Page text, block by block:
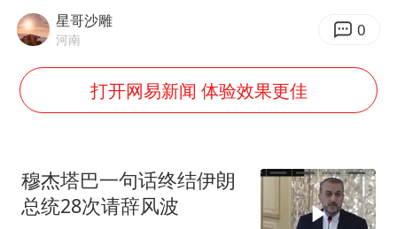
女子发现前夫婚内与第三者育子
以军士兵把枪口对准中国记者
构建更高水平的全民健身公共服务体系
萌娃帮爷爷脱玉米 卖力干活超可爱
星哥沙雕
河南 0
打开网易新闻 体验效果更佳
穆杰塔巴一句话终结伊朗
总统28次请辞风波